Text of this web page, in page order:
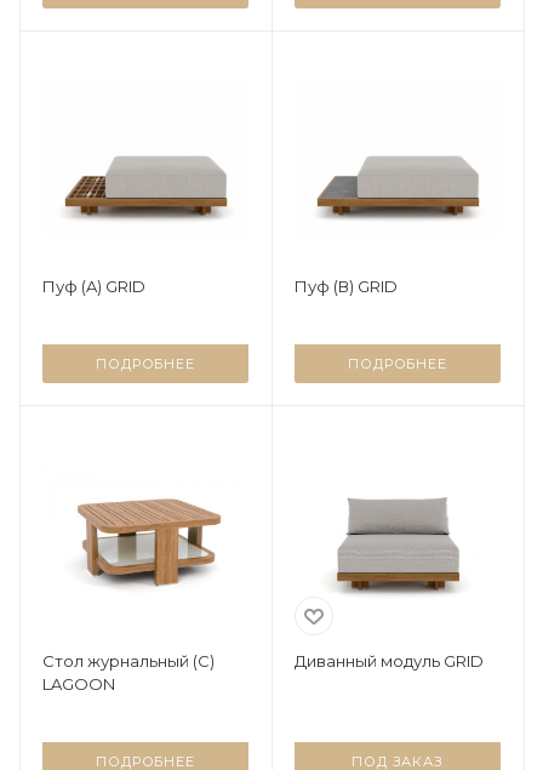
Пуф (A) GRID
ПОДРОБНЕЕ
Пуф (В) GRID
ПОДРОБНЕЕ
Стол журнальный (C)
LAGOON
ПОДРОБНЕЕ
Диванный модуль GRID
ПОД ЗАКАЗ